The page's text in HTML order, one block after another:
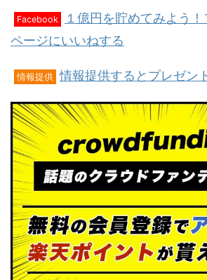
Facebook
１億円を貯めてみよう
ページにいいねする
情報提供 情報提供するとプレゼン